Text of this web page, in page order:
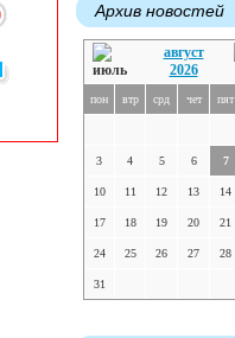
Архив новостей
август
2026
пон втр срд чет пят
3 4 5 6 7
10 11 12 13 14
17 18 19 20 21
24 25 26 27 28
31